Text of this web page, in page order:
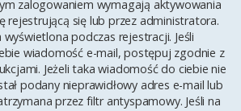
zalogowaniem wymagają aktywowania
rejestrującą się lub przez administratora.
podczas rejestracji. Jeśli
wiadomość e-mail, postępuj zgodnie z
Jeżeli taka wiadomość do ciebie nie
podany nieprawidłowy adres e-mail lub
przez filtr antyspamowy. Jeśli na